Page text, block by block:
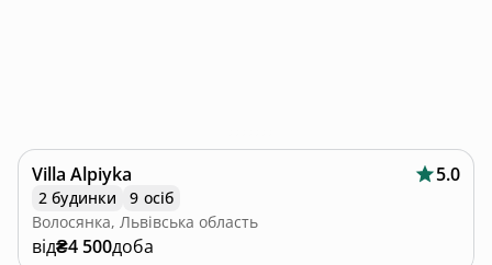
Villa Alpiyka 5.0
2 будинки
9 осіб
Волосянка, Львівська область
від₴4 500доба